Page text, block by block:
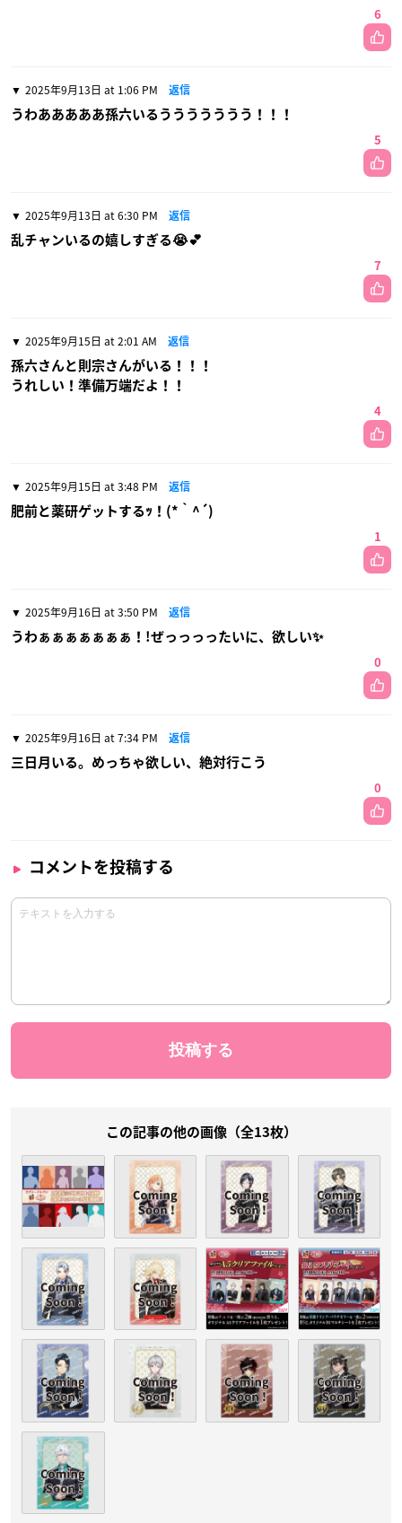
6
2025年9月13日 at 1:06 PM 返信
うわあああああ孫六いるううううううう！！！
5
2025年9月13日 at 6:30 PM 返信
乱チャンいるの嬉しすぎる😭💕
7
2025年9月15日 at 2:01 AM 返信
孫六さんと則宗さんがいる！！！
うれしい！準備万端だよ！！
4
2025年9月15日 at 3:48 PM 返信
肥前と薬研ゲットするｯ！(*｀^´)
1
2025年9月16日 at 3:50 PM 返信
うわぁぁぁぁぁぁぁ！!ぜっっっったいに、欲しい✨
0
2025年9月16日 at 7:34 PM 返信
三日月いる。めっちゃ欲しい、絶対行こう
0
コメントを投稿する
この記事の他の画像（全13枚）